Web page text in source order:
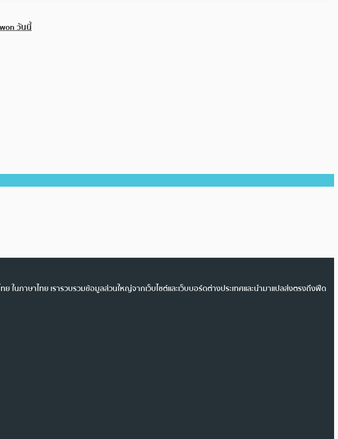
วันนี้
ในภาษาไทย เรารวบรวมข้อมูลส่วนใหญ่จากเว็บไซต์และเว็บบอร์ดต่างประเทศและนำมาแปลส่งตรงถึงฟีด